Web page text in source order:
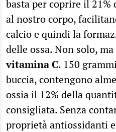
basta per coprire il 21%
al nostro corpo,
calcio e quindi la
delle ossa. Non solo,
vitamina C. 150
buccia, contengono
ossia il 12% della
consigliata. Senza
proprietà antiossidanti